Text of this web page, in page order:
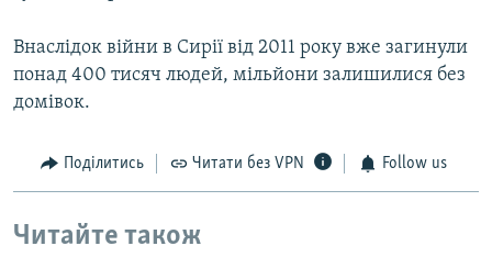
Внаслідок війни в Сирії від 2011 року вже загинули
понад 400 тисяч людей, мільйони залишилися без
домівок.
Поділитись Читати без VPN Follow us
Читайте також